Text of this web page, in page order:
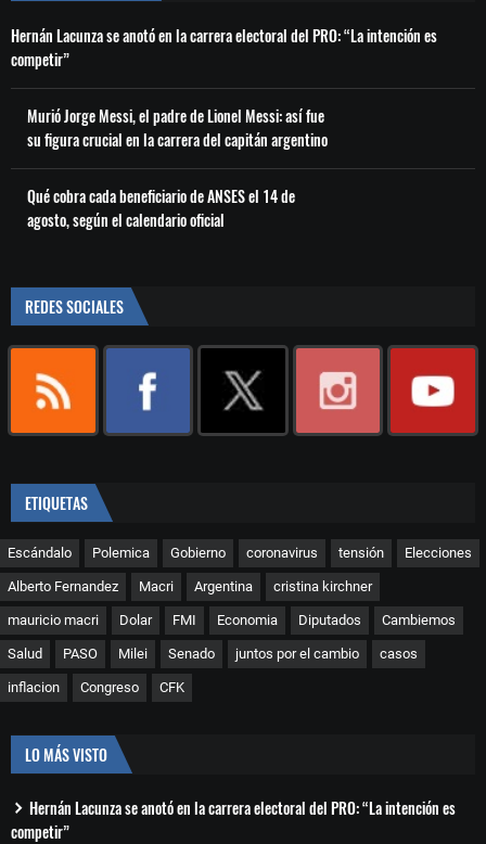
Hernán Lacunza se anotó en la carrera electoral del PRO: “La intención es
competir”
Murió Jorge Messi, el padre de Lionel Messi: así fue
su figura crucial en la carrera del capitán argentino
Qué cobra cada beneficiario de ANSES el 14 de
agosto, según el calendario oficial
REDES SOCIALES
ETIQUETAS
Escándalo Polemica Gobierno coronavirus tensión Elecciones
Alberto Fernandez Macri Argentina cristina kirchner
mauricio macri Dolar FMI Economia Diputados Cambiemos
Salud PASO Milei Senado juntos por el cambio casos
inflacion Congreso CFK
LO MÁS VISTO
Hernán Lacunza se anotó en la carrera electoral del PRO: “La intención es
competir”